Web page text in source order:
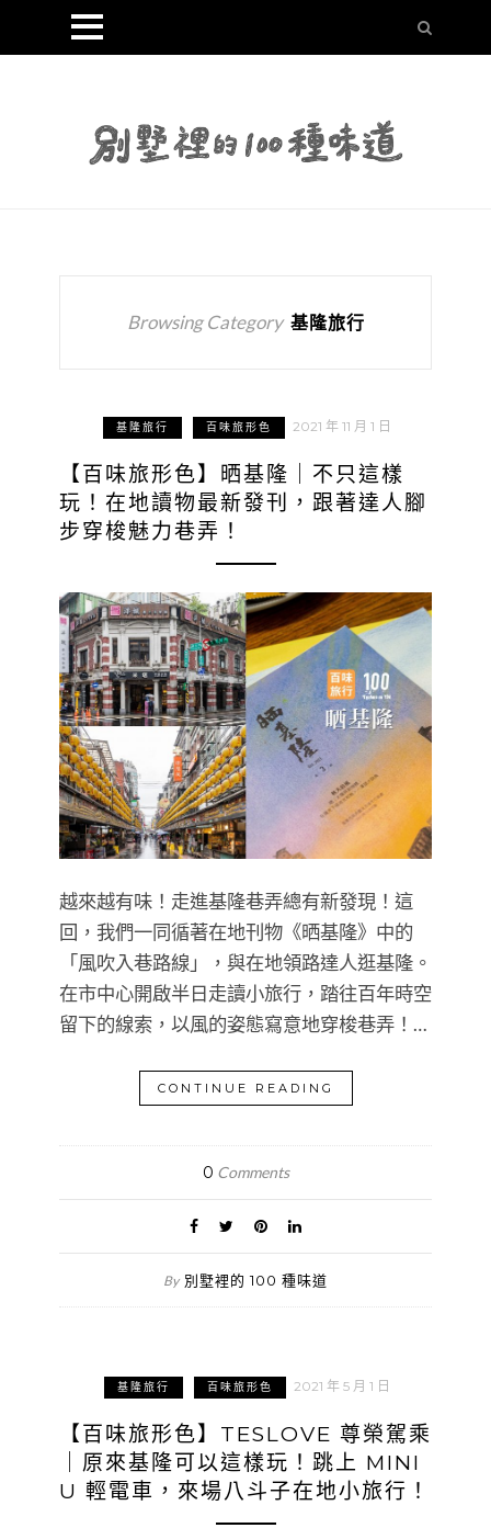
Browsing Category 基隆旅行
基隆旅行 百味旅形色 2021 年 11 月 1 日
【百味旅形色】晒基隆｜不只這樣
玩！在地讀物最新發刊，跟著達人腳
步穿梭魅力巷弄！
越來越有味！走進基隆巷弄總有新發現！這
回，我們一同循著在地刊物《晒基隆》中的
「風吹入巷路線」，與在地領路達人逛基隆。
在市中心開啟半日走讀小旅行，踏往百年時空
留下的線索，以風的姿態寫意地穿梭巷弄！…
CONTINUE READING
0 Comments
By 別墅裡的 100 種味道
基隆旅行 百味旅形色 2021 年 5 月 1 日
【百味旅形色】TESLOVE 尊榮駕乘
｜原來基隆可以這樣玩！跳上 MINI
U 輕電車，來場八斗子在地小旅行！